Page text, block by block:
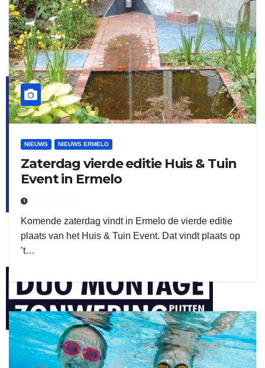
kleijer
henkvandeberg
flitsmeister
ook adverteren
NIEUWS NIEUWS ERMELO
Zaterdag vierde editie Huis & Tuin
Event in Ermelo
Komende zaterdag vindt in Ermelo de vierde editie
plaats van het Huis & Tuin Event. Dat vindt plaats op
’t…